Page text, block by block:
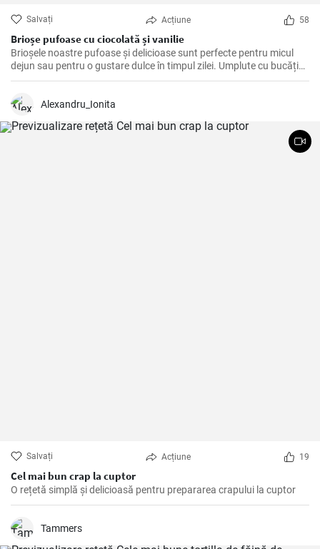
Salvați Acțiune 58
Brioșe pufoase cu ciocolată și vanilie
Brioșele noastre pufoase și delicioase sunt perfecte pentru micul
dejun sau pentru o gustare dulce în timpul zilei. Umplute cu bucăți
de ciocolată și aroma naturală de vanilie, acestea sunt un deliciu de
Alexandru_Ionita
Salvați Acțiune 19
Cel mai bun crap la cuptor
O rețetă simplă și delicioasă pentru prepararea crapului la cuptor
Tammers